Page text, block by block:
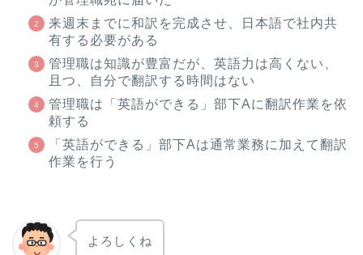
来週末までに和訳を完成させ、日本語で社内共
有する必要がある
管理職は知識が豊富だが、英語力は高くない、
且つ、自分で翻訳する時間はない
管理職は「英語ができる」部下Aに翻訳作業を依
頼する
「英語ができる」部下Aは通常業務に加えて翻訳
作業を行う
よろしくね